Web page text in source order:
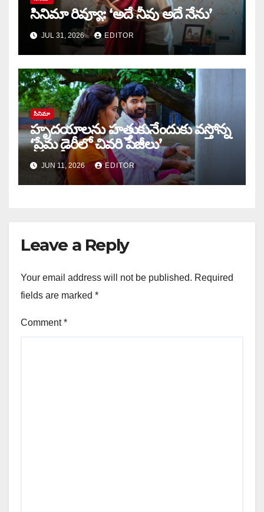
సినిమా రివ్యూ: ‘అదే నీవు అదే నేను’
JUL 31, 2026 EDITOR
సినిమా
హృదయాలను హత్తుకునేందుకు వస్తోన్న
‘ప్రేమ డైరీలో చివరి పేజీలు’
JUN 11, 2026 EDITOR
Leave a Reply
Your email address will not be published. Required
fields are marked *
Comment*